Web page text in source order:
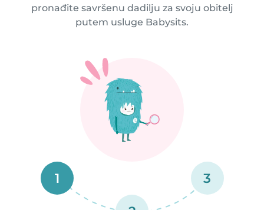
pronađite savršenu dadilju za svoju obitelj
putem usluge Babysits.
1 3